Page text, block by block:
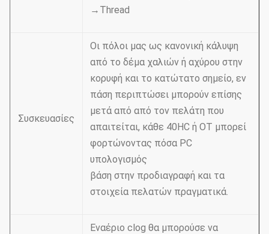
→Thread
Συσκευασίες
Οι πόλοι μας ως κανονική κάλυψη
από το δέμα χαλιών ή αχύρου στην
κορυφή και το κατώτατο σημείο, εν
πάση περιπτώσει μπορούν επίσης
μετά από από τον πελάτη που
απαιτείται, κάθε 40HC ή OT μπορεί
φορτώνοντας πόσα PC
υπολογισμός
βάση στην προδιαγραφή και τα
στοιχεία πελατών πραγματικά.
Εναέριο clog θα μπορούσε να